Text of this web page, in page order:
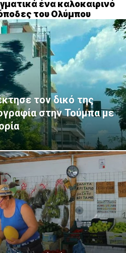
ένα καλοκαιρινό
του Ολύμπου
τον δικό της
στην Τούμπα με